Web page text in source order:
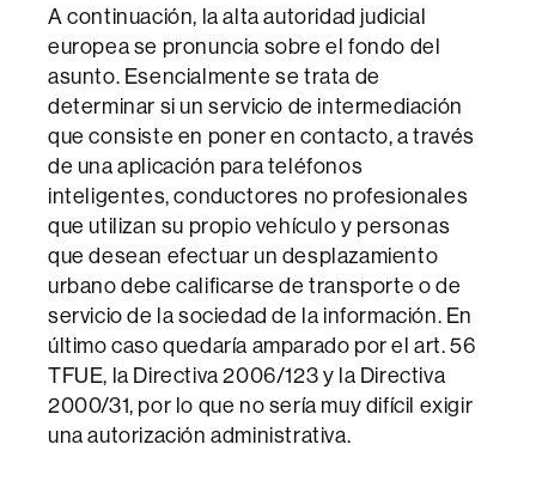
A continuación, la alta autoridad judicial
europea se pronuncia sobre el fondo del
asunto. Esencialmente se trata de
determinar si un servicio de intermediación
que consiste en poner en contacto, a través
de una aplicación para teléfonos
inteligentes, conductores no profesionales
que utilizan su propio vehículo y personas
que desean efectuar un desplazamiento
urbano debe calificarse de transporte o de
servicio de la sociedad de la información. En
último caso quedaría amparado por el art. 56
TFUE, la Directiva 2006/123 y la Directiva
2000/31, por lo que no sería muy difícil exigir
una autorización administrativa.